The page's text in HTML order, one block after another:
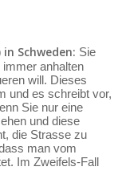
Schweden: Sie
anhalten
will. Dieses
und es schreibt vor,
Sie nur eine
und diese
die Strasse zu
man vom
Im Zweifels-Fall